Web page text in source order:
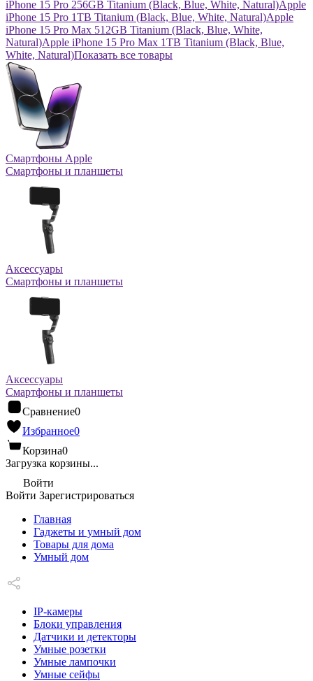
iPhone 15 Pro 256GB Titanium (Black, Blue, White, Natural)Apple
iPhone 15 Pro 1TB Titanium (Black, Blue, White, Natural)Apple
iPhone 15 Pro Max 512GB Titanium (Black, Blue, White,
Natural)Apple iPhone 15 Pro Max 1TB Titanium (Black, Blue,
White, Natural)Показать все товары
Смартфоны Apple
Смартфоны и планшеты
Аксессуары
Смартфоны и планшеты
Аксессуары
Смартфоны и планшеты
Сравнение0
Избранное0
Корзина0
Загрузка корзины...
Войти
Войти Зарегистрироваться
Главная
Гаджеты и умный дом
Товары для дома
Умный дом
IP-камеры
Блоки управления
Датчики и детекторы
Умные розетки
Умные лампочки
Умные сейфы